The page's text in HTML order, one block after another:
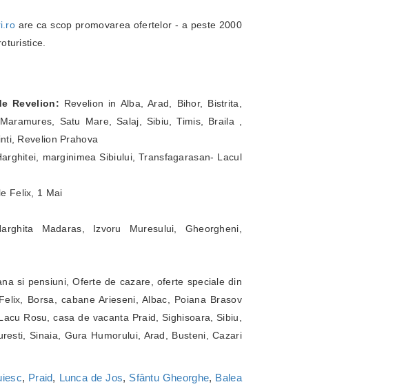
are ca scop promovarea ofertelor - a peste 2000
Revelion: Revelion in Alba, Arad, Bihor, Bistrita,
Satu Mare, Salaj, Sibiu, Timis, Braila ,
Revelion Prahova
marginimea Sibiului, Transfagarasan- Lacul
Felix, 1 Mai
Madaras, Izvoru Muresului, Gheorgheni,
si pensiuni, Oferte de cazare, oferte speciale din
Borsa, cabane Arieseni, Albac, Poiana Brasov
Rosu, casa de vacanta Praid, Sighisoara, Sibiu,
Sinaia, Gura Humorului, Arad, Busteni, Cazari
, Praid, Lunca de Jos, Sfântu Gheorghe, Balea